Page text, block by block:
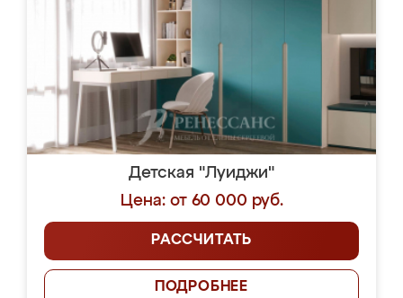
Детская "Луиджи"
Цена: от 60 000 руб.
РАССЧИТАТЬ
ПОДРОБНЕЕ